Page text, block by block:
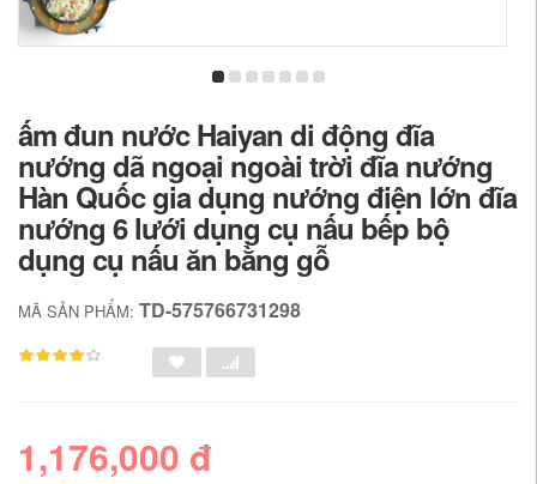
ấm đun nước Haiyan di động đĩa
nướng dã ngoại ngoài trời đĩa nướng
Hàn Quốc gia dụng nướng điện lớn đĩa
nướng 6 lưới dụng cụ nấu bếp bộ
dụng cụ nấu ăn bằng gỗ
MÃ SẢN PHẨM: TD-575766731298
1,176,000 đ